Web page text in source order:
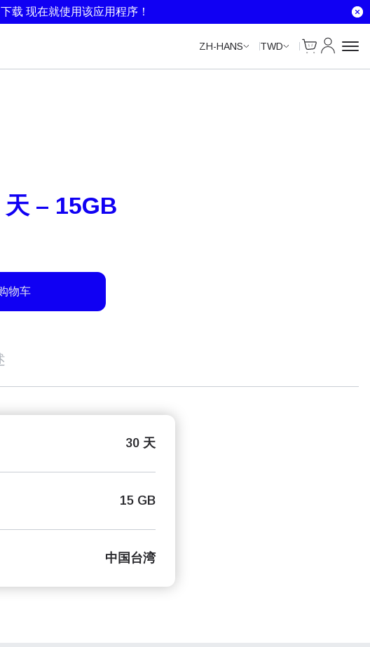
下载 现在就使用该应用程序！
ZH-HANS TWD
Cart
我的账户
– 15GB
物车
30 天
15 GB
中国台湾